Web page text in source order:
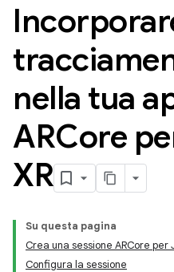
nella tua
ARCore
XR
Su questa pagina
Crea una sessione ARCore per
Configura la sessione